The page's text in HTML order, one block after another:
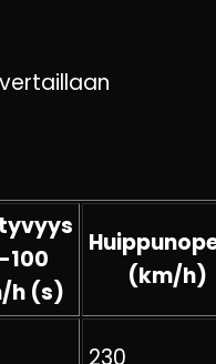
100
h (s)
(km/h)